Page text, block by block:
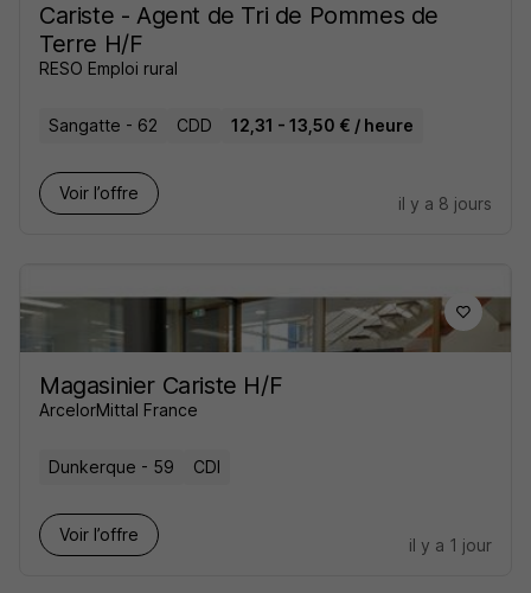
Cariste - Agent de Tri de Pommes de
Terre H/F
RESO Emploi rural
Sangatte - 62 CDD 12,31 - 13,50 € / heure
Voir l’offre
il y a 8 jours
Magasinier Cariste H/F
ArcelorMittal France
Dunkerque - 59 CDI
Voir l’offre
il y a 1 jour